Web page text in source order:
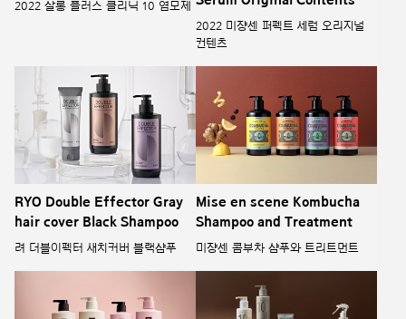
2022 살롱 플러스 클리닉 10 염모제
2022 미쟝센 퍼펙트 세럼 오리지널
컨텐츠
RYO Double Effector Gray
hair cover Black Shampoo
려 더블이펙터 새치커버 블랙샴푸
Mise en scene Kombucha
Shampoo and Treatment
미쟝센 콤부차 샴푸와 트리트먼트